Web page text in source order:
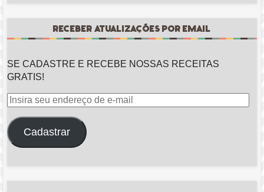
RECEBER ATUALIZAÇÕES POR EMAIL
SE CADASTRE E RECEBE NOSSAS RECEITAS
GRATIS!
Insira
endereço
de
Cadastrar